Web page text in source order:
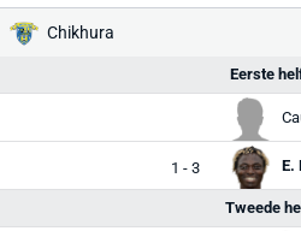
Chikhura
Eerste
1 - 3 E.
Tweede